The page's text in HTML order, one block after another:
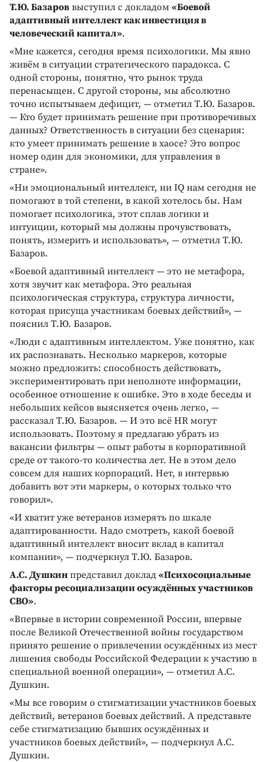
Т.Ю. Базаров выступил с докладом «Боевой
адаптивный интеллект как инвестиция в
человеческий капитал».
«Мне кажется, сегодня время психологики. Мы явно
живём в ситуации стратегического парадокса. С
одной стороны, понятно, что рынок труда
перенасыщен. С другой стороны, мы абсолютно
точно испытываем дефицит, — отметил Т.Ю. Базаров.
— Кто будет принимать решение при противоречивых
данных? Ответственность в ситуации без сценария:
кто умеет принимать решение в хаосе? Это вопрос
номер один для экономики, для управления в
стране».
«Ни эмоциональный интеллект, ни IQ нам сегодня не
помогают в той степени, в какой хотелось бы. Нам
помогает психологика, этот сплав логики и
интуиции, который мы должны прочувствовать,
понять, измерить и использовать», — отметил Т.Ю.
Базаров.
«Боевой адаптивный интеллект — это не метафора,
хотя звучит как метафора. Это реальная
психологическая структура, структура личности,
которая присуща участникам боевых действий», —
пояснил Т.Ю. Базаров.
«Люди с адаптивным интеллектом. Уже понятно, как
их распознавать. Несколько маркеров, которые
можно предложить: способность действовать,
экспериментировать при неполноте информации,
особенное отношение к ошибке. Это в ходе беседы и
небольших кейсов выясняется очень легко, —
рассказал Т.Ю. Базаров. — И это всё HR могут
использовать. Поэтому я предлагаю убрать из
вакансии фильтры — опыт работы в корпоративной
среде от такого-то количества лет. Не в этом дело
совсем для наших корпораций. Нет, в интервью
добавить вот эти маркеры, о которых только что
говорил».
«И хватит уже ветеранов измерять по шкале
адаптированности. Надо смотреть, какой боевой
адаптивный интеллект вносит вклад в капитал
компании», — подчеркнул Т.Ю. Базаров.
А.С. Душкин представил доклад «Психосоциальные
факторы ресоциализации осуждённых участников
СВО».
«Впервые в истории современной России, впервые
после Великой Отечественной войны государством
принято решение о привлечении осуждённых из мест
лишения свободы Российской Федерации к участию в
специальной военной операции», — отметил А.С.
Душкин.
«Мы все говорим о стигматизации участников боевых
действий, ветеранов боевых действий. А представьте
себе стигматизацию бывших осуждённых и
участников боевых действий», — подчеркнул А.С.
Душкин.